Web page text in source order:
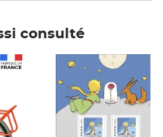
consulté
Prix 7,50€